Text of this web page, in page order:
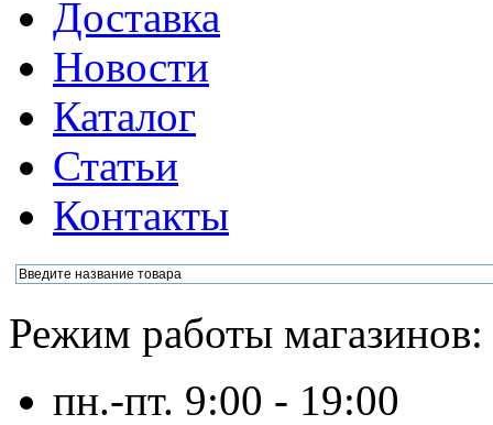
Доставка
Новости
Каталог
Статьи
Контакты
Режим работы магазинов:
пн.-пт. 9:00 - 19:00